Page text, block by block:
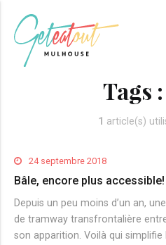
Tags :
1 article(s)
24 septembre 2018
Bâle, encore plus accessible!
Depuis un peu moins d’un an,
de tramway transfrontalière
son apparition. Voilà qui simplifie